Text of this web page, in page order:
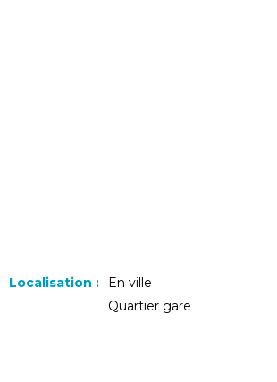
Localisation :
En ville
Quartier gare